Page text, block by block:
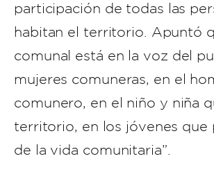
participación de todas las
habitan el territorio. Apuntó
comunal está en la voz del
mujeres comuneras, en el
comunero, en el niño y niña
territorio, en los jóvenes que
de la vida comunitaria”.